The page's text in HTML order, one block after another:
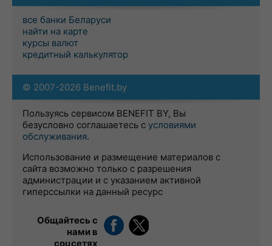
все банки Беларуси
найти на карте
курсы валют
кредитный калькулятор
© 2007-2026 Benefit.by
Пользуясь сервисом BENEFIT BY, Вы
безусловно соглашаетесь с условиями
обслуживания.
Использование и размещение материалов с
сайта возможно только с разрешения
администрации и с указанием активной
гиперссылки на данный ресурс
Общайтесь с
нами в
соцсетях